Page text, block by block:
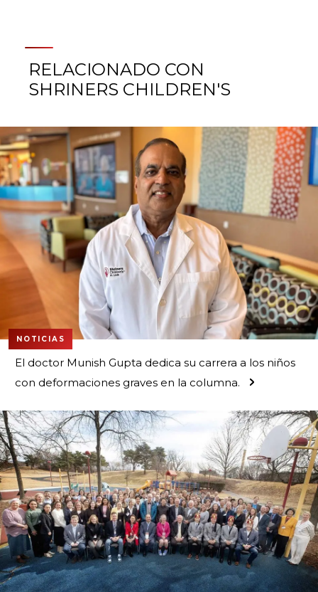
RELACIONADO CON
SHRINERS CHILDREN'S
NOTICIAS
El doctor Munish Gupta dedica su carrera a los niños
con deformaciones graves en la columna.